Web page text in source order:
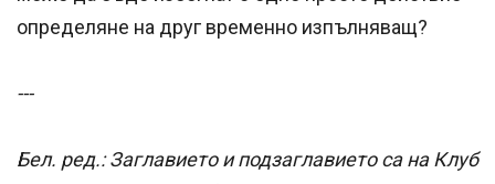
определяне на друг временно изпълняващ?
---
Бел. ред.: Заглавието и подзаглавието са на Клуб